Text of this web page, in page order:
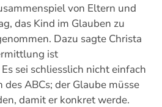
von Eltern und
das Kind im Glauben zu
Dazu sagte Christa
ist
sei schliesslich nicht einfach
ABCs; der Glaube müsse
damit er konkret werde.